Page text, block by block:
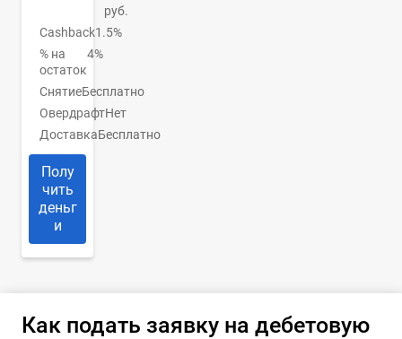
руб.
Cashback1.5%
% на
остаток
4%
СнятиеБесплатно
ОвердрафтНет
ДоставкаБесплатно
Полу
чить
деньг
и
Как подать заявку на дебетовую